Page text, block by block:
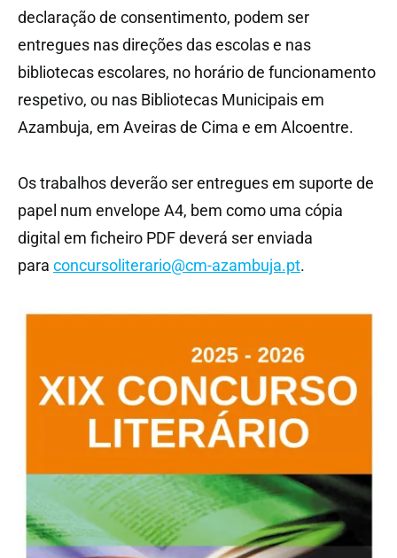
declaração de consentimento, podem ser
entregues nas direções das escolas e nas
bibliotecas escolares, no horário de funcionamento
respetivo, ou nas Bibliotecas Municipais em
Azambuja, em Aveiras de Cima e em Alcoentre.
Os trabalhos deverão ser entregues em suporte de
papel num envelope A4, bem como uma cópia
digital em ficheiro PDF deverá ser enviada
para concursoliterario@cm-azambuja.pt.